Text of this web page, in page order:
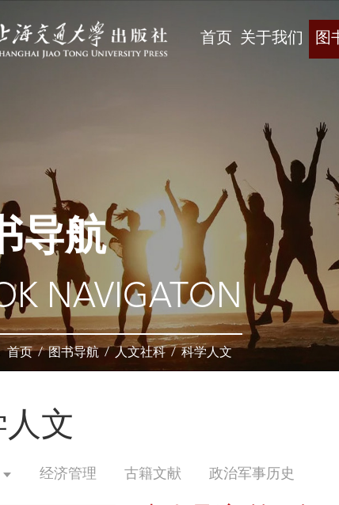
首页 关于我们 图
导航
NAVIGATON
首页/图书导航 / 人文社科 / 科学人文
文
经济管理 古籍文献 政治军事历史